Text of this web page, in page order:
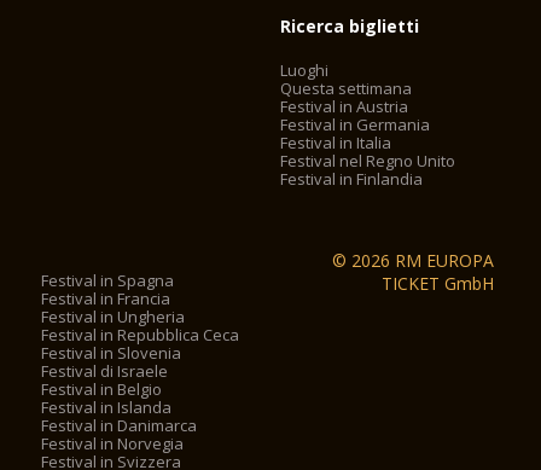
Ricerca biglietti
Luoghi
Questa settimana
Festival in Austria
Festival in Germania
Festival in Italia
Festival nel Regno Unito
Festival in Finlandia
Festival in Spagna
Festival in Francia
Festival in Ungheria
Festival in Repubblica Ceca
Festival in Slovenia
Festival di Israele
Festival in Belgio
Festival in Islanda
Festival in Danimarca
Festival in Norvegia
Festival in Svizzera
© 2026 RM EUROPA
TICKET GmbH